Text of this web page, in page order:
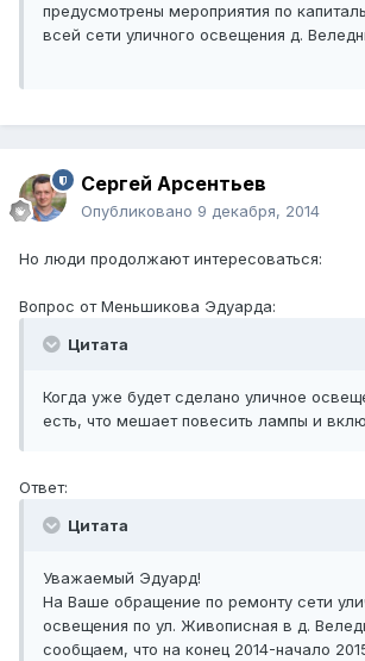
предусмотрены мероприятия по
всей сети уличного освещения д.
Сергей Арсентьев
Опубликовано 9 декабря, 2014
Но люди продолжают интересоваться:
Вопрос от Меньшикова Эдуарда:
Цитата
Когда уже будет сделано уличное
есть, что мешает повесить лампы и
Ответ:
Цитата
Уважаемый Эдуард!
На Ваше обращение по ремонту сети
освещения по ул. Живописная в д.
сообщаем, что на конец 2014-начало